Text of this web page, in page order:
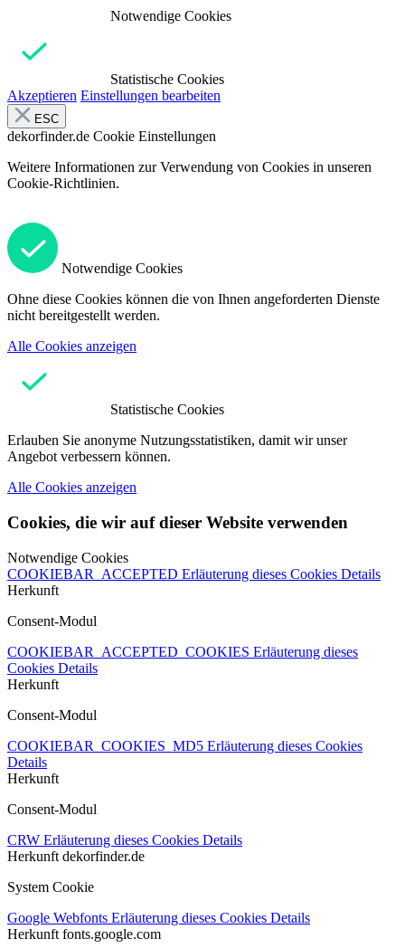
Notwendige Cookies
Statistische Cookies
Akzeptieren Einstellungen bearbeiten
ESC
dekorfinder.de Cookie Einstellungen
Weitere Informationen zur Verwendung von Cookies in unseren
Cookie-Richtlinien.
Notwendige Cookies
Ohne diese Cookies können die von Ihnen angeforderten Dienste
nicht bereitgestellt werden.
Alle Cookies anzeigen
Statistische Cookies
Erlauben Sie anonyme Nutzungsstatistiken, damit wir unser
Angebot verbessern können.
Alle Cookies anzeigen
Cookies, die wir auf dieser Website verwenden
Notwendige Cookies
COOKIEBAR_ACCEPTED Erläuterung dieses Cookies Details
Herkunft
Consent-Modul
COOKIEBAR_ACCEPTED_COOKIES Erläuterung dieses
Cookies Details
Herkunft
Consent-Modul
COOKIEBAR_COOKIES_MD5 Erläuterung dieses Cookies
Details
Herkunft
Consent-Modul
CRW Erläuterung dieses Cookies Details
Herkunft dekorfinder.de
System Cookie
Google Webfonts Erläuterung dieses Cookies Details
Herkunft fonts.google.com